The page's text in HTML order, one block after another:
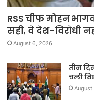
RSS चीफ मोहन
सही, वे देश-विरोधी
August 6, 2026
तीन
चली
August